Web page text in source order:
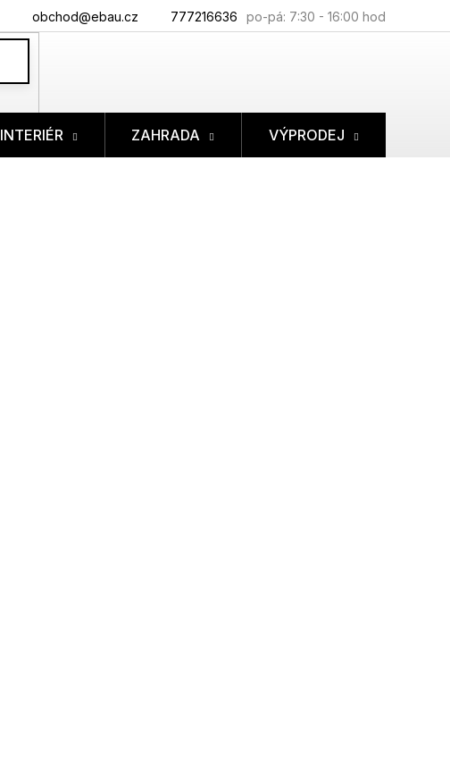
777216636
obchod@ebau.cz
INTERIÉR ZAHRADA VÝPRODEJ